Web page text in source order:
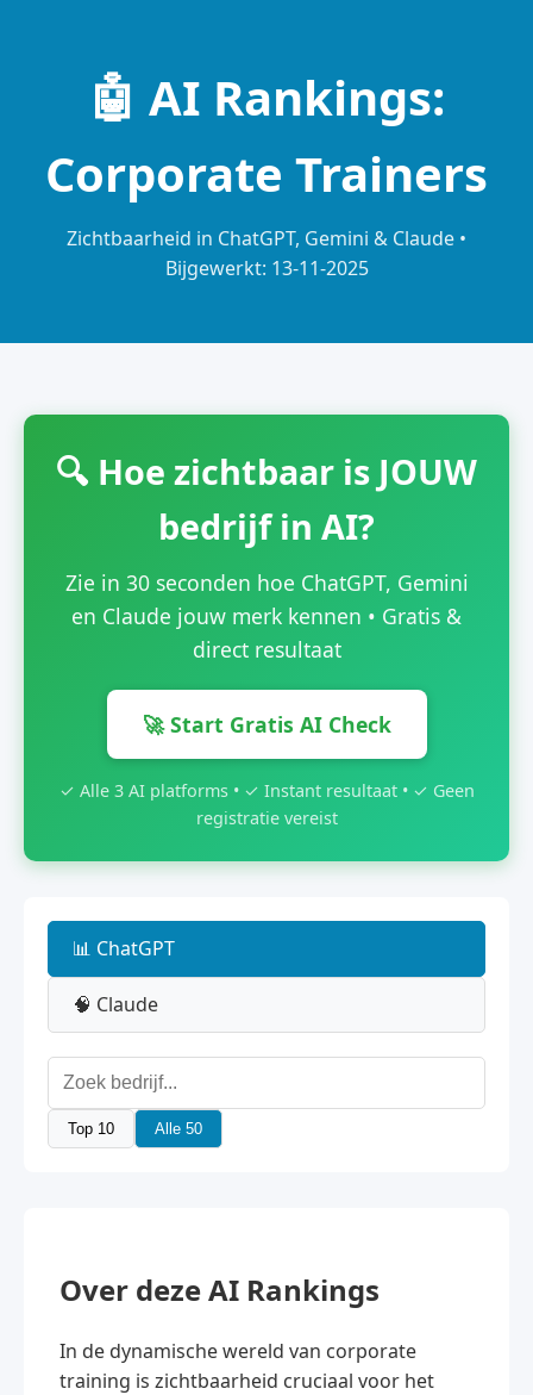
🤖 AI Rankings:
Corporate Trainers
Zichtbaarheid in ChatGPT, Gemini & Claude •
Bijgewerkt: 13-11-2025
🔍 Hoe zichtbaar is JOUW
bedrijf in AI?
Zie in 30 seconden hoe ChatGPT, Gemini
en Claude jouw merk kennen • Gratis &
direct resultaat
🚀 Start Gratis AI Check
✓ Alle 3 AI platforms • ✓ Instant resultaat • ✓ Geen
registratie vereist
📊 ChatGPT
🧠 Claude
Top 10 Alle 50
Over deze AI Rankings
In de dynamische wereld van corporate
training is zichtbaarheid cruciaal voor het